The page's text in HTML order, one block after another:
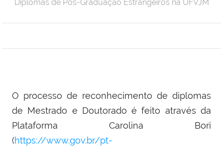
Diplomas de Pós-Graduação Estrangeiros na UFVJM
O processo de reconhecimento de diplomas
de Mestrado e Doutorado é feito através da
Plataforma Carolina Bori
(https://www.gov.br/pt-